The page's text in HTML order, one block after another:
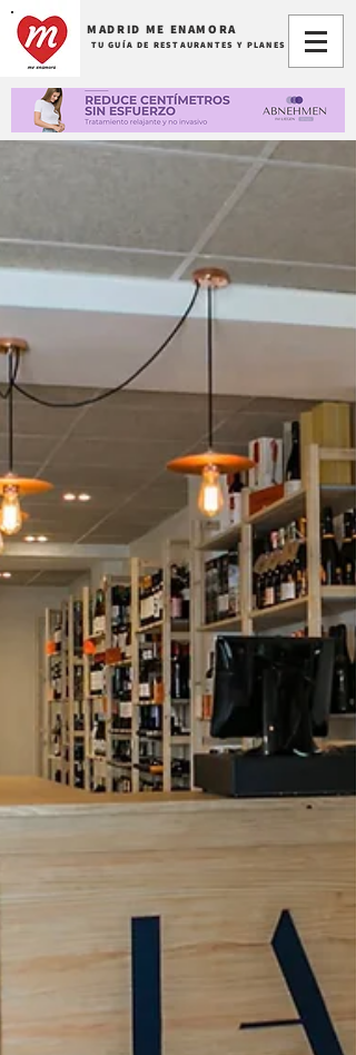
MADRID ME ENAMORA
TU GUÍA DE RESTAURANTES Y PLANES